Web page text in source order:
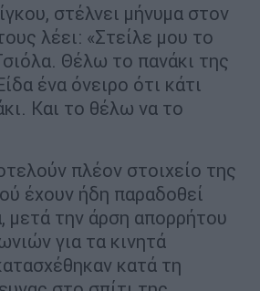
στέλνει μήνυμα στον
λέει: «Στείλε μου το
Θέλω το πανάκι της
ένα όνειρο ότι κάτι
Και το θέλω να το
πλέον στοιχείο της
έχουν ήδη παραδοθεί
μετά την άρση απορρήτου
για τα κινητά
κατά τη